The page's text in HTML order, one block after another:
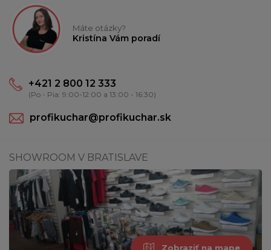
Máte otázky?
Kristína Vám poradí
+421 2 800 12 333
(Po - Pia: 9:00-12:00 a 13:00 - 16:30)
profikuchar@profikuchar.sk
SHOWROOM V BRATISLAVE
Zobraziť na mape